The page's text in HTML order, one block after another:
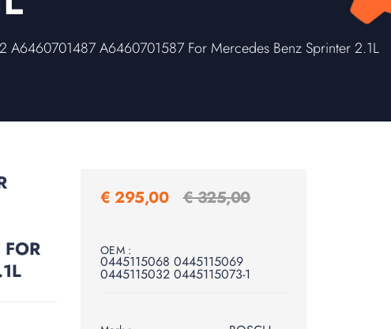
A6460701587 For Mercedes Benz Sprinter 2.1L
€ 295,00 €325,00
OEM :
0445115068 0445115069
0445115032 0445115073-1